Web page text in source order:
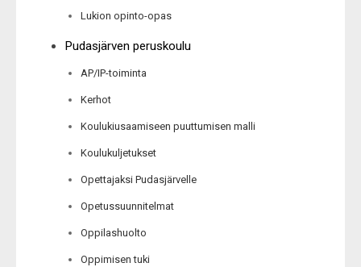
Lukion opinto-opas
Pudasjärven peruskoulu
AP/IP-toiminta
Kerhot
Koulukiusaamiseen puuttumisen malli
Koulukuljetukset
Opettajaksi Pudasjärvelle
Opetussuunnitelmat
Oppilashuolto
Oppimisen tuki